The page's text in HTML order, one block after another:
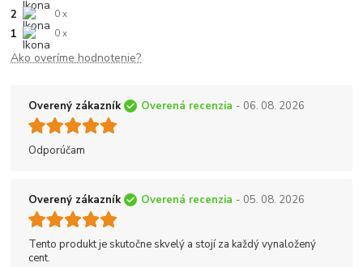
2 0 x
1 0 x
Ako overíme hodnotenie?
Overený zákazník Overená recenzia - 06. 08. 2026
Odporúčam
Overený zákazník Overená recenzia - 05. 08. 2026
Tento produkt je skutočne skvelý a stojí za každý vynaložený
cent.